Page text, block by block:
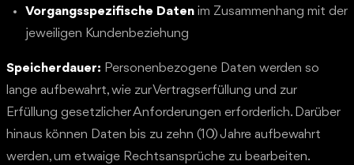
Vorgangsspezifische Daten im Zusammenhang mit der
jeweiligen Kundenbeziehung
Speicherdauer: Personenbezogene Daten werden so
lange aufbewahrt, wie zur Vertragserfüllung und zur
Erfüllung gesetzlicher Anforderungen erforderlich. Darüber
hinaus können Daten bis zu zehn (10) Jahre aufbewahrt
werden, um etwaige Rechtsansprüche zu bearbeiten.